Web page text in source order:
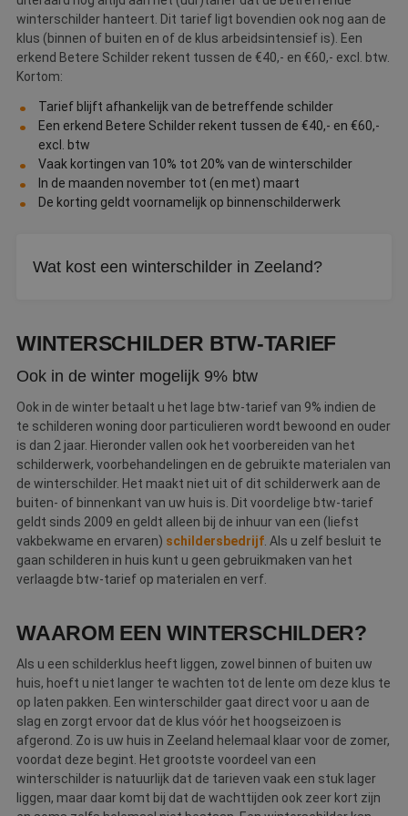
winterschilder hanteert. Dit tarief ligt bovendien ook nog aan de
klus (binnen of buiten en of de klus arbeidsintensief is). Een
erkend Betere Schilder rekent tussen de €40,- en €60,- excl. btw.
Kortom:
Tarief blijft afhankelijk van de betreffende schilder
Een erkend Betere Schilder rekent tussen de €40,- en €60,-
excl. btw
Vaak kortingen van 10% tot 20% van de winterschilder
In de maanden november tot (en met) maart
De korting geldt voornamelijk op binnenschilderwerk
Wat kost een winterschilder in Zeeland?
een korting bovenop.
WINTERSCHILDER BTW-TARIEF
Ook in de winter mogelijk 9% btw
Ook in de winter betaalt u het lage btw-tarief van 9% indien de
te schilderen woning door particulieren wordt bewoond en ouder
is dan 2 jaar. Hieronder vallen ook het voorbereiden van het
schilderwerk, voorbehandelingen en de gebruikte materialen van
de winterschilder. Het maakt niet uit of dit schilderwerk aan de
buiten- of binnenkant van uw huis is. Dit voordelige btw-tarief
geldt sinds 2009 en geldt alleen bij de inhuur van een (liefst
vakbekwame en ervaren) schildersbedrijf . Als u zelf besluit te
gaan schilderen in huis kunt u geen gebruikmaken van het
verlaagde btw-tarief op materialen en verf.
WAAROM EEN WINTERSCHILDER?
Als u een schilderklus heeft liggen, zowel binnen of buiten uw
huis, hoeft u niet langer te wachten tot de lente om deze klus te
op laten pakken. Een winterschilder gaat direct voor u aan de
slag en zorgt ervoor dat de klus vóór het hoogseizoen is
afgerond. Zo is uw huis in Zeeland helemaal klaar voor de zomer,
voordat deze begint. Het grootste voordeel van een
winterschilder is natuurlijk dat de tarieven vaak een stuk lager
liggen, maar daar komt bij dat de wachttijden ook zeer kort zijn